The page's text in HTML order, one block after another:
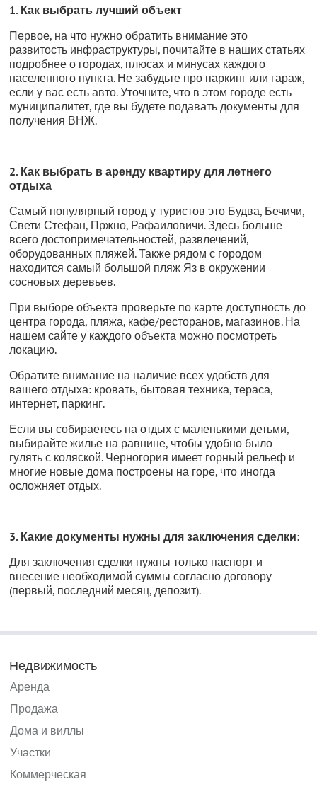
1. Как выбрать лучший объект
Первое, на что нужно обратить внимание это
развитость инфраструктуры, почитайте в наших статьях
подробнее о городах, плюсах и минусах каждого
населенного пункта. Не забудьте про паркинг или гараж,
если у вас есть авто. Уточните, что в этом городе есть
муниципалитет, где вы будете подавать документы для
получения ВНЖ.
2. Как выбрать в аренду квартиру для летнего
отдыха
Самый популярный город у туристов это Будва, Бечичи,
Свети Стефан, Пржно, Рафаиловичи. Здесь больше
всего достопримечательностей, развлечений,
оборудованных пляжей. Также рядом с городом
находится самый большой пляж Яз в окружении
сосновых деревьев.
При выборе объекта проверьте по карте доступность до
центра города, пляжа, кафе/ресторанов, магазинов. На
нашем сайте у каждого объекта можно посмотреть
локацию.
Обратите внимание на наличие всех удобств для
вашего отдыха: кровать, бытовая техника, тераса,
интернет, паркинг.
Если вы собираетесь на отдых с маленькими детьми,
выбирайте жилье на равнине, чтобы удобно было
гулять с коляской. Черногория имеет горный рельеф и
многие новые дома построены на горе, что иногда
осложняет отдых.
3. Какие документы нужны для заключения сделки:
Для заключения сделки нужны только паспорт и
внесение необходимой суммы согласно договору
(первый, последний месяц, депозит).
Недвижимость
Аренда
Продажа
Дома и виллы
Участки
Коммерческая